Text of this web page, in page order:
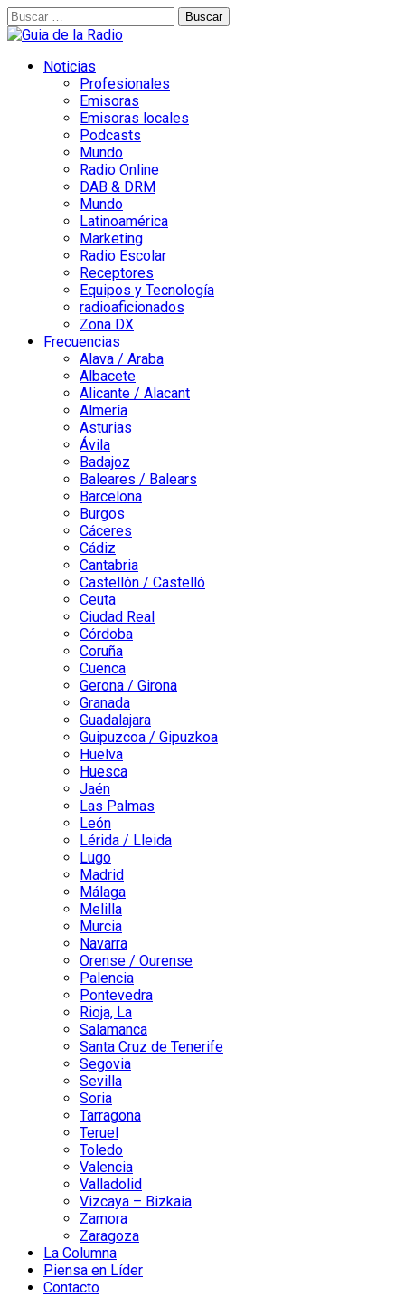
Buscar:
Noticias
Profesionales
Emisoras
Emisoras locales
Podcasts
Mundo
Radio Online
DAB & DRM
Mundo
Latinoamérica
Marketing
Radio Escolar
Receptores
Equipos y Tecnología
radioaficionados
Zona DX
Frecuencias
Alava / Araba
Albacete
Alicante / Alacant
Almería
Asturias
Ávila
Badajoz
Baleares / Balears
Barcelona
Burgos
Cáceres
Cádiz
Cantabria
Castellón / Castelló
Ceuta
Ciudad Real
Córdoba
Coruña
Cuenca
Gerona / Girona
Granada
Guadalajara
Guipuzcoa / Gipuzkoa
Huelva
Huesca
Jaén
Las Palmas
León
Lérida / Lleida
Lugo
Madrid
Málaga
Melilla
Murcia
Navarra
Orense / Ourense
Palencia
Pontevedra
Rioja, La
Salamanca
Santa Cruz de Tenerife
Segovia
Sevilla
Soria
Tarragona
Teruel
Toledo
Valencia
Valladolid
Vizcaya – Bizkaia
Zamora
Zaragoza
La Columna
Piensa en Líder
Contacto